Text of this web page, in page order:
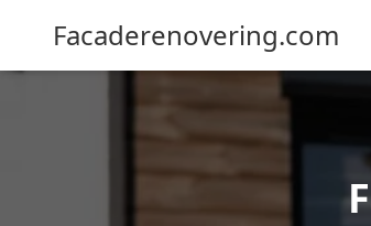
Facaderenovering.com